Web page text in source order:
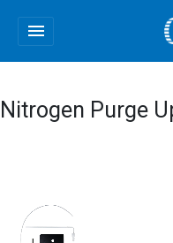
menu
Nitrogen Purge